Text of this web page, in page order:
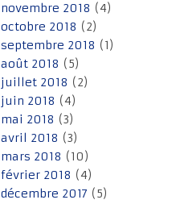
novembre 2018 (4)
octobre 2018 (2)
septembre 2018 (1)
août 2018 (5)
juillet 2018 (2)
juin 2018 (4)
mai 2018 (3)
avril 2018 (3)
mars 2018 (10)
février 2018 (4)
décembre 2017 (5)